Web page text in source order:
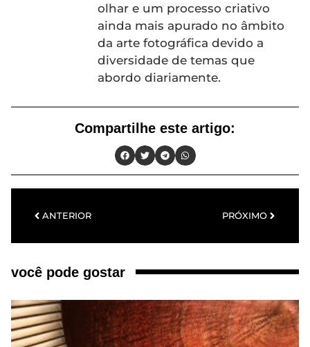
olhar e um processo criativo
ainda mais apurado no âmbito
da arte fotográfica devido a
diversidade de temas que
abordo diariamente.
Compartilhe este artigo:
ANTERIOR PRÓXIMO
você pode gostar